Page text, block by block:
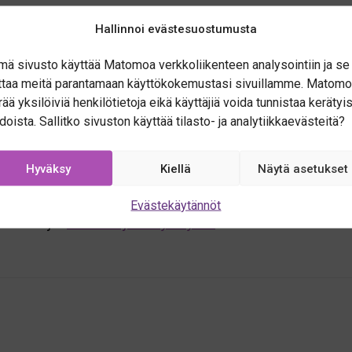
Hallinnoi evästesuostumusta
sivusto käyttää Matomoa verkkoliikenteen analysointiin ja se
meitä parantamaan käyttökokemustasi sivuillamme.
yksilöiviä henkilötietoja eikä käyttäjiä voida tunnistaa
Sallitko sivuston käyttää tilasto- ja analytiikkaevästeitä?
Hyväksy Kiellä Näytä asetukset
Evästekäytännöt
kartta-aineistoista. Location Innovation
sekä julkisia datalähteitä, joita voimme hyödyntää
ja avoin data voidaan yhdistää osaksi
työkaluja tehokkaammin omassa liiketoiminnassasi?